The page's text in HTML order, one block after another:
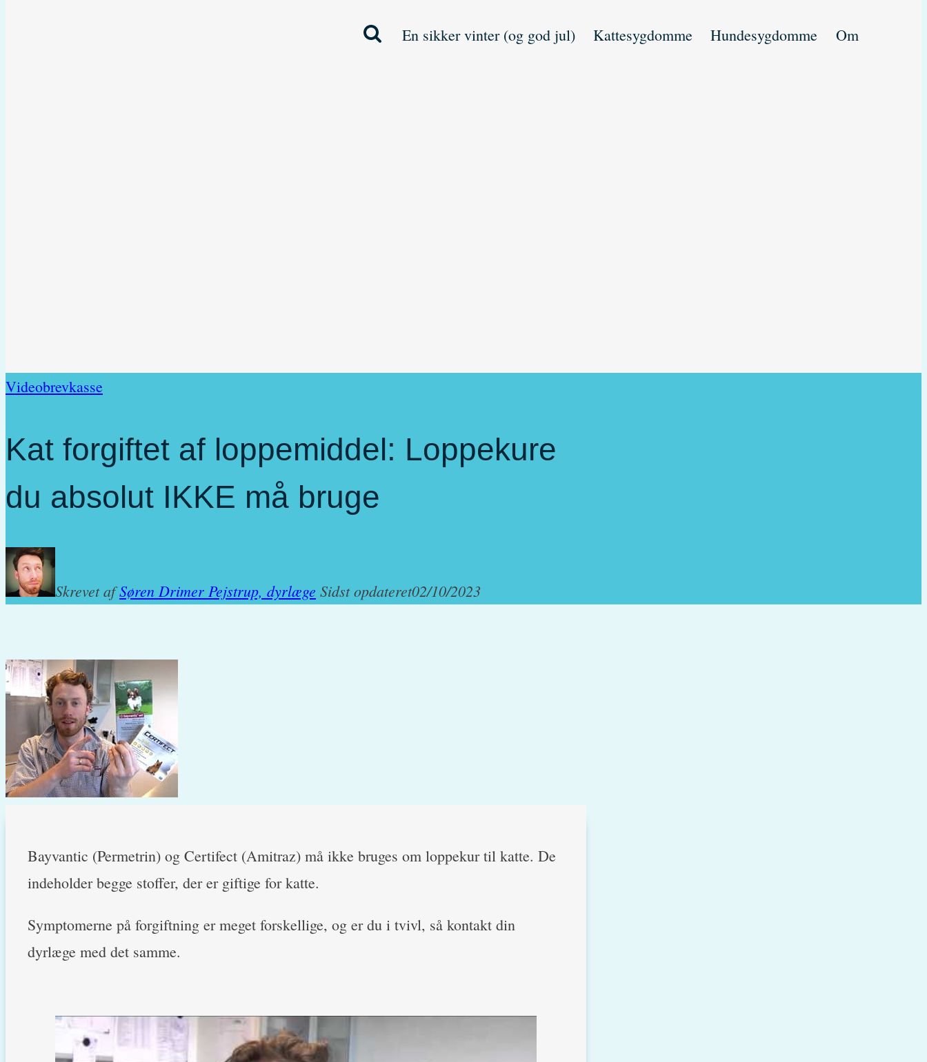
En sikker vinter (og god jul) Kattesygdomme Hundesygdomme Om
Videobrevkasse
Kat forgiftet af loppemiddel: Loppekure
du absolut IKKE må bruge
Skrevet afSøren Drimer Pejstrup, dyrlæge Sidst opdateret02/10/2023
Bayvantic (Permetrin) og Certifect (Amitraz) må ikke bruges om loppekur til katte. De
indeholder begge stoffer, der er giftige for katte.
Symptomerne på forgiftning er meget forskellige, og er du i tvivl, så kontakt din
dyrlæge med det samme.